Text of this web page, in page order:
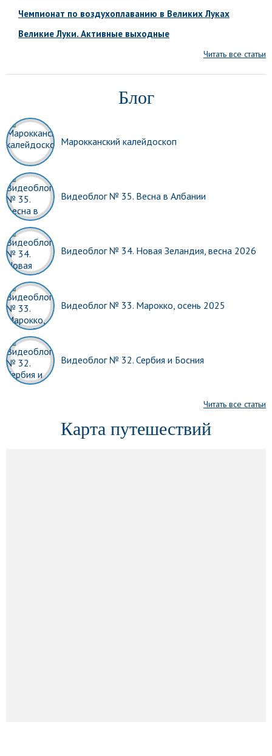
Чемпионат по воздухоплаванию в Великих Луках
Великие Луки. Активные выходные
Читать все статьи
Блог
Марокканский калейдоскоп
Видеоблог № 35. Весна в Албании
Видеоблог № 34. Новая Зеландия, весна 2026
Видеоблог № 33. Марокко, осень 2025
Видеоблог № 32. Сербия и Босния
Читать все статьи
Карта путешествий